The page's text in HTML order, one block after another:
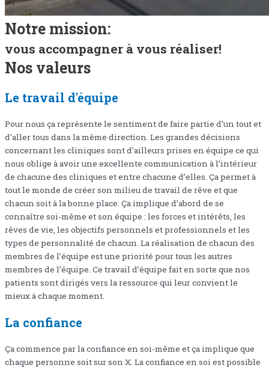
Notre mission:
vous accompagner à vous réaliser!
Nos valeurs
Le travail d'équipe
Pour nous ça représente le sentiment de faire partie d’un tout et
d’aller tous dans la même direction. Les grandes décisions
concernant les cliniques sont d’ailleurs prises en équipe ce qui
nous oblige à avoir une excellente communication à l’intérieur
de chacune des cliniques et entre chacune d’elles. Ça permet à
tout le monde de créer son milieu de travail de rêve et que
chacun soit à la bonne place. Ça implique d’abord de se
connaître soi-même et son équipe : les forces et intérêts, les
rêves de vie, les objectifs personnels et professionnels et les
types de personnalité de chacun. La réalisation de chacun des
membres de l’équipe est une priorité pour tous les autres
membres de l’équipe. Ce travail d’équipe fait en sorte que nos
patients sont dirigés vers la ressource qui leur convient le
mieux à chaque moment.
La confiance
Ça commence par la confiance en soi-même et ça implique que
chaque personne soit sur son X. La confiance en soi est possible